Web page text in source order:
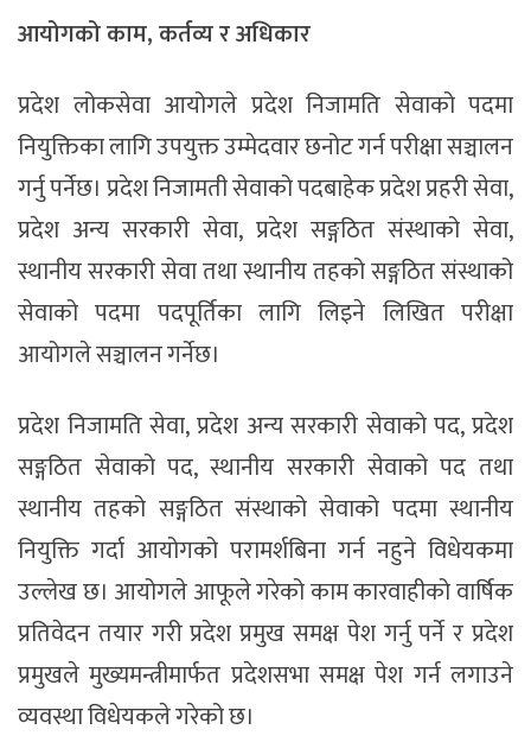
आयोगको काम, कर्तव्य र अधिकार
प्रदेश लोकसेवा आयोगले प्रदेश निजामति सेवाको पदमा
नियुक्तिका लागि उपयुक्त उम्मेदवार छनोट गर्न परीक्षा सञ्चालन
गर्नु पर्नेछ। प्रदेश निजामती सेवाको पदबाहेक प्रदेश प्रहरी सेवा,
प्रदेश अन्य सरकारी सेवा, प्रदेश सङ्गठित संस्थाको सेवा,
स्थानीय सरकारी सेवा तथा स्थानीय तहको सङ्गठित संस्थाको
सेवाको पदमा पदपूर्तिका लागि लिइने लिखित परीक्षा
आयोगले सञ्चालन गर्नेछ।
प्रदेश निजामति सेवा, प्रदेश अन्य सरकारी सेवाको पद, प्रदेश
सङ्गठित सेवाको पद, स्थानीय सरकारी सेवाको पद तथा
स्थानीय तहको सङ्गठित संस्थाको सेवाको पदमा स्थानीय
नियुक्ति गर्दा आयोगको परामर्शबिना गर्न नहुने विधेयकमा
उल्लेख छ। आयोगले आफूले गरेको काम कारवाहीको वार्षिक
प्रतिवेदन तयार गरी प्रदेश प्रमुख समक्ष पेश गर्नु पर्ने र प्रदेश
प्रमुखले मुख्यमन्त्रीमार्फत प्रदेशसभा समक्ष पेश गर्न लगाउने
व्यवस्था विधेयकले गरेको छ।